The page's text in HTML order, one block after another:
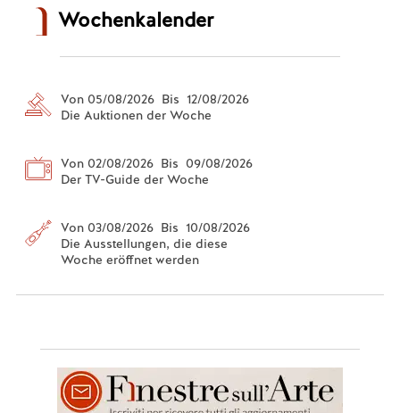
Wochenkalender
Von 05/08/2026 Bis 12/08/2026
Die Auktionen der Woche
Von 02/08/2026 Bis 09/08/2026
Der TV-Guide der Woche
Von 03/08/2026 Bis 10/08/2026
Die Ausstellungen, die diese
Woche eröffnet werden